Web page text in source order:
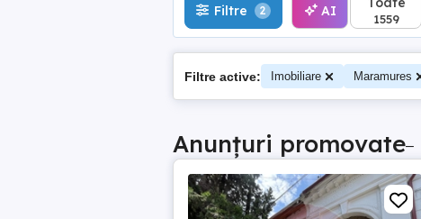
Filtre 2 AI
1559
Filtre active: Imobiliare Maramures
Anunțuri promovate–